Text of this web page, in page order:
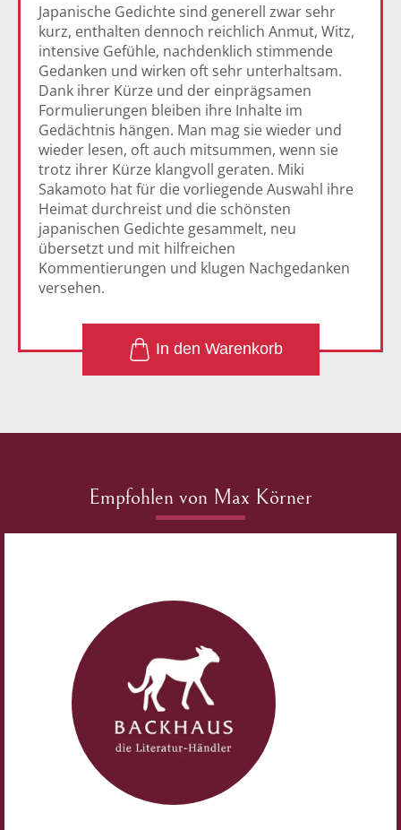
Japanische Gedichte sind generell zwar sehr
kurz, enthalten dennoch reichlich Anmut, Witz,
intensive Gefühle, nachdenklich stimmende
Gedanken und wirken oft sehr unterhaltsam.
Dank ihrer Kürze und der einprägsamen
Formulierungen bleiben ihre Inhalte im
Gedächtnis hängen. Man mag sie wieder und
wieder lesen, oft auch mitsummen, wenn sie
trotz ihrer Kürze klangvoll geraten. Miki
Sakamoto hat für die vorliegende Auswahl ihre
Heimat durchreist und die schönsten
japanischen Gedichte gesammelt, neu
übersetzt und mit hilfreichen
Kommentierungen und klugen Nachgedanken
versehen.
In den Warenkorb
Empfohlen von Max Körner